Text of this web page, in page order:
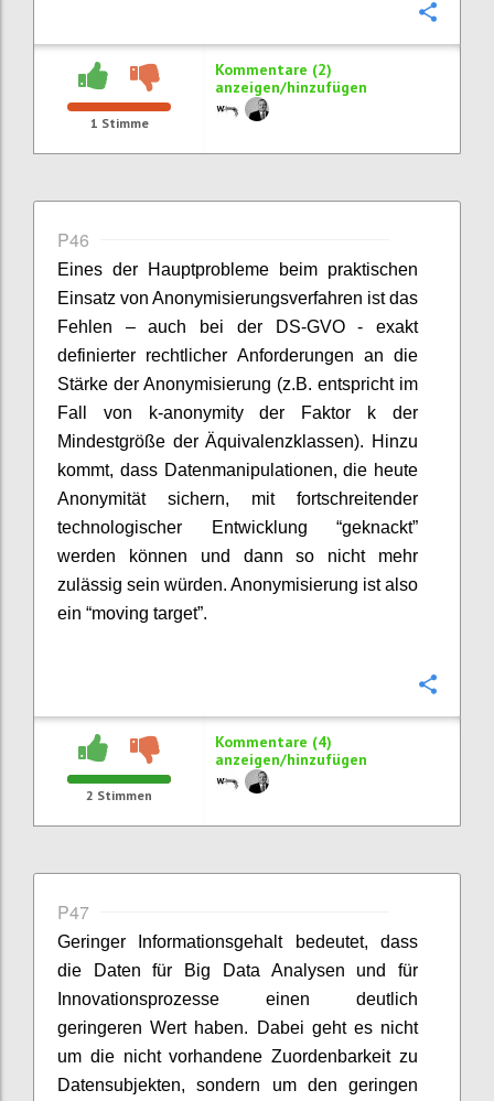
1 Stimme
Kommentare (2)
anzeigen/hinzufügen
P46
Eines der Hauptprobleme beim praktischen
Einsatz von Anonymisierungsverfahren ist das
Fehlen – auch bei der DS-GVO - exakt
definierter rechtlicher Anforderungen an die
Stärke der Anonymisierung (z.B. entspricht im
Fall von k-anonymity der Faktor k der
Mindestgröße der Äquivalenzklassen). Hinzu
kommt, dass Datenmanipulationen, die heute
Anonymität sichern, mit fortschreitender
technologischer Entwicklung “geknackt”
werden können und dann so nicht mehr
zulässig sein würden. Anonymisierung ist also
ein “moving target”.
2 Stimmen
Kommentare (4)
anzeigen/hinzufügen
P47
Geringer Informationsgehalt bedeutet, dass
die Daten für Big Data Analysen und für
Innovationsprozesse einen deutlich
geringeren Wert haben. Dabei geht es nicht
um die nicht vorhandene Zuordenbarkeit zu
Datensubjekten, sondern um den geringen